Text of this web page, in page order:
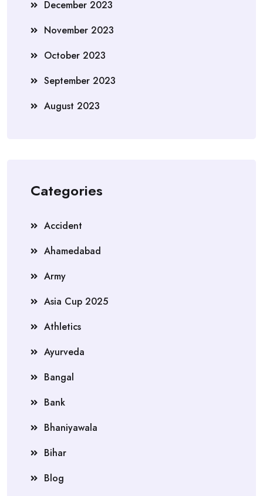
December 2023
November 2023
October 2023
September 2023
August 2023
Categories
Accident
Ahamedabad
Army
Asia Cup 2025
Athletics
Ayurveda
Bangal
Bank
Bhaniyawala
Bihar
Blog